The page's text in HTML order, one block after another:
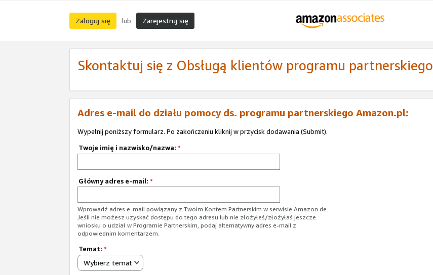
Zaloguj się lub Zarejestruj się
Skontaktuj się z Obsługą klientów programu partnerskiego
Adres e-mail do działu pomocy ds. programu partnerskiego Amazon.pl:
Wypełnij poniższy formularz. Po zakończeniu kliknij w przycisk dodawania (Submit).
Twoje imię i nazwisko/nazwa: *
Główny adres e-mail: *
Wprowadź adres e-mail powiązany z Twoim Kontem Partnerskim w serwisie Amazon.de.
Jeśli nie możesz uzyskać dostępu do tego adresu lub nie złożyłeś/złożyłaś jeszcze
wniosku o udział w Programie Partnerskim, podaj alternatywny adres e-mail z
odpowiednim komentarzem.
Temat: *
Wybierz temat